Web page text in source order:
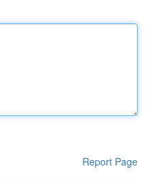
Report Page